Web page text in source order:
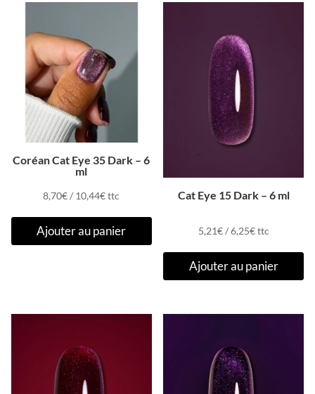
Coréan Cat Eye 35 Dark – 6
ml
8,70€/ 10,44€ttc
Ajouter au panier
Cat Eye 15 Dark – 6 ml
5,21€/6,25€ttc
Ajouter au panier